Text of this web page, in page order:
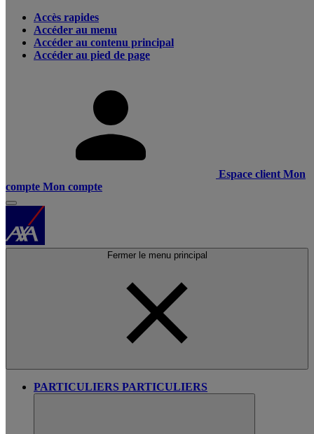
Accès rapides
Accéder au menu
Accéder au contenu principal
Accéder au pied de page
Espace client Mon
compte Mon compte
Fermer le menu principal
PARTICULIERS PARTICULIERS